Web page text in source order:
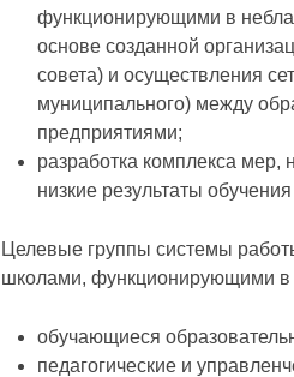
функционирующими в
основе созданной
совета) и осуществления
муниципального) между
предприятиями;
разработка комплекса
низкие результаты
Целевые группы системы
школами, функционирующими в
обучающиеся
педагогические и